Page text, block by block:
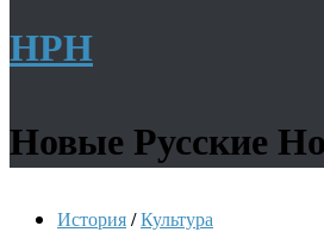
НРН
Новые Русские
История/Культура